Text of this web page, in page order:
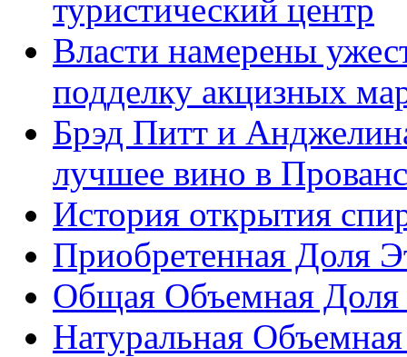
туристический центр
Власти намерены
подделку акцизных
Брэд Питт и
лучшее вино в
История открытия
Приобретенная Доля
Общая Объемная Доля
Натуральная